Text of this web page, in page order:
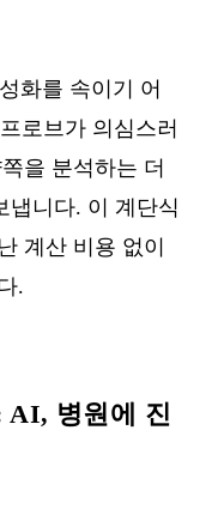
화를 속이기 어
로브가 의심스러
을 분석하는 더
냅니다. 이 계단식
계산 비용 없이
.
AI, 병원에 진